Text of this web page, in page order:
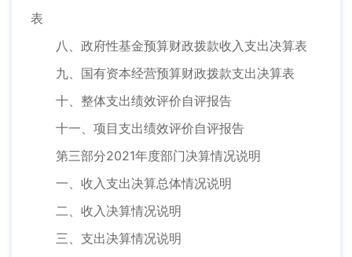
表
八、政府性基金预算财政拨款收入支出决算表
九、国有资本经营预算财政拨款支出决算表
十、整体支出绩效评价自评报告
十一、项目支出绩效评价自评报告
第三部分2021年度部门决算情况说明
一、收入支出决算总体情况说明
二、收入决算情况说明
三、支出决算情况说明